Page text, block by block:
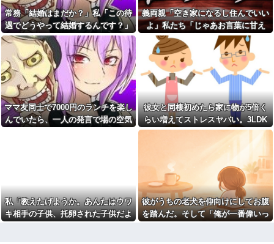
私には車いすの友人がいるん
だけど、無給で尽くすことに疲
れてしまった。自分のええかっ
こしいで、自分が潰れそう
妻の実家の前を通ると庭に大
きな穴が。びっくりして近寄る
と穴の中に嫁がいて...
コネで中途採用された取引先
の息子、常識がないどころかガ
チヤバい奴
離婚した元妻が突然失踪して
しまった。娘の母親でもある相
手だから放っておけず連絡を探
すことに…
刀鍛冶は何人いるか推定してく
ださい」 俺「188人です」 面
接官「どういう風に考えました
か？」 俺「知ってました」→
日頃から「泥棒の9割は韓国
人」と嫌韓発言を繰り返すト
メ！冬ソナにハマり私のヨン様
グッズを勝手に持ち出したの
で、トメ自身の「あの自論」で
撃退したったｗｗ←矛盾だらけ
のトメにブーメラン刺さりまく
【復縁】20年越しの感動再
婚！嫁の涙のワケとは？ｗｗｗ
ｗ
【ドン引き】嫁に介護押しつ
けてたら家追い出されて更地に
された話…
妻の浮氣が発覚。俺「離婚
だ」妻の謝罪と子供の願いに根
負けして再構築し、２週間後に
また浮気。俺「今度こそ離婚
だ」妻「離婚するなら飛び降り
る！」俺「ご自由に＾＾」→結
果
【衝撃】同日の同時刻に病気
の男性と事故の男性が救急搬送
されて来た。最初に運ばれて来
常務「結婚はまだか？」私「この待
遇でどうやって結婚するんです？」
→飲み会で本音を返したら場が静ま
り返って…
義両親「空き家になるし住んでいい
よ」私たち「じゃあお言葉に甘え
て…」→引っ越した途端、予想外の
出来事が待っていて…
ママ友同士で7000円のランチを楽し
んでいたら、一人の発言で場の空気
彼女と同棲初めたら家に物が5倍く
らい増えてストレスヤバい。3LDK
で余裕だろと思ってたけど全部埋め
やがった
私「教えたげようか。あんたはウワ
キ相手の子供、托卵された子供だよ
彼がうちの老犬を仰向けにしてお腹
を踏んだ。そして「俺が一番偉いっ